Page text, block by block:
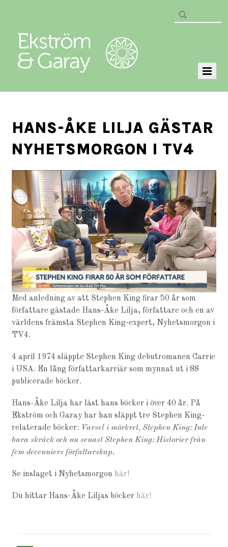
HANS-ÅKE LILJA GÄSTAR
NYHETSMORGON I TV4
Med anledning av att Stephen King firar 50 år som
författare gästade Hans-Åke Lilja, författare och en av
världens främsta Stephen King-expert, Nyhetsmorgon i
TV4.
4 april 1974 släppte Stephen King debutromanen Carrie
i USA. En lång författarkarriär som mynnat ut i 88
publicerade böcker.
Hans-Åke Lilja har läst hans böcker i över 40 år. På
Ekström och Garay har han släppt tre Stephen King-
relaterade böcker: Varsel i mörkret, Stephen King: Inte
bara skräck och nu senastStephen King: Historier från
fem decenniers författarskap.
Se inslaget i Nyhetsmorgon här!
Du hittar Hans-Åke Liljas böcker här!